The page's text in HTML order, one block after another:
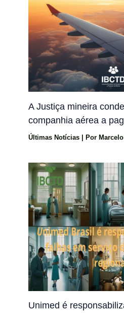
A Justiça mineira
companhia aérea a
Últimas Notícias | Por
Unimed é